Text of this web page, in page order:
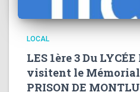
LOCAL
LES 1ère 3 Du LYCÉE
visitent le
PRISON DE